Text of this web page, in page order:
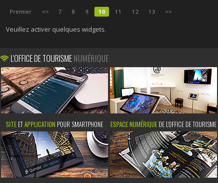
Premier << 7 8 9 10 11 12 13 >>
Veuillez activer quelques widgets.
L'OFFICE DE TOURISMENUMÉRIQUE
SITE ETAPPLICATION POUR SMARTPHONE ESPACE NUMÉRIQUE DE L'OFFICE DE TOURISME